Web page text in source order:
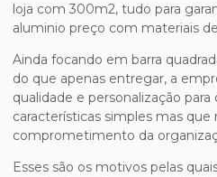
loja com 300m2, tudo para
aluminio preço com materiais
Ainda focando em barra
do que apenas entregar, a
qualidade e personalização para
características simples mas que
comprometimento da
Esses são os motivos pelas